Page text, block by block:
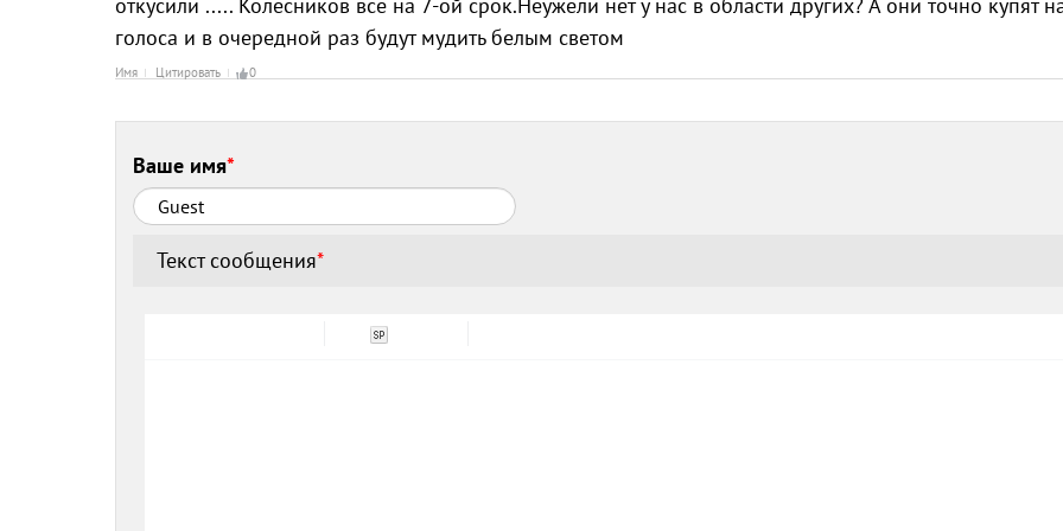
откусили ..... Колесников все на 7-ой срок.Неужели нет у нас в области других? А они точно купят
голоса и в очередной раз будут мудить белым светом
Имя Цитировать 0
Ваше имя*
Текст сообщения*